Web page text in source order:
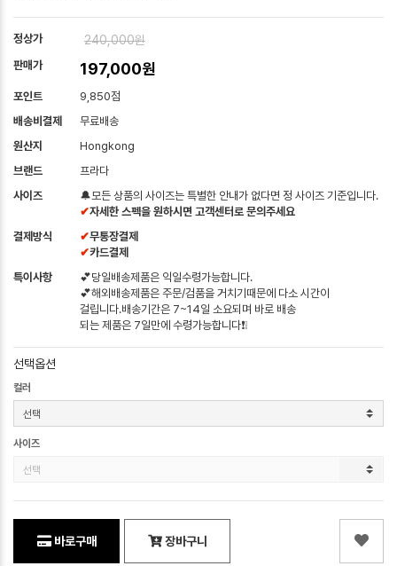
정상가 240,000원
판매가 197,000원
포인트
9,850점
배송비결제
무료배송
원산지
Hongkong
브랜드
프라다
사이즈
🔔모든 상품의 사이즈는 특별한 안내가 없다면 정 사이즈 기준입니다.
✔자세한 스펙을 원하시면 고객센터로 문의주세요
결제방식
✔무통장결제
✔카드결제
특이사항
💕당일배송제품은 익일수령가능합니다.
💕해외배송제품은 주문/검품을 거치기때문에 다소 시간이
걸립니다.배송기간은 7~14일 소요되며 바로 배송
되는 제품은 7일만에 수령가능합니다❗❕
선택옵션
컬러
사이즈
바로구매 장바구니